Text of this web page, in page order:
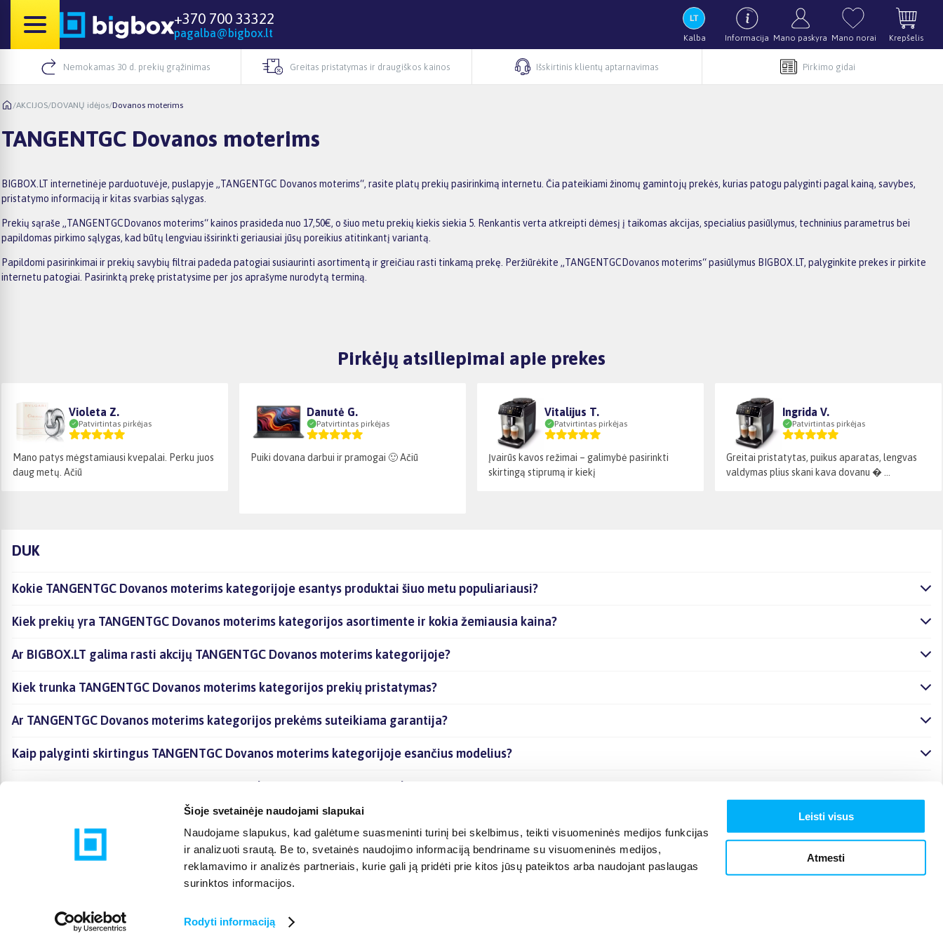
Šioje svetainėje naudojami slapukai
Naudojame slapukus, kad galėtume suasmeninti turinį bei skelbimus, teikti visuomeninės medijos funkcijas
ir analizuoti srautą. Be to, svetainės naudojimo informaciją bendriname su visuomeninės medijos,
reklamavimo ir analizės partneriais, kurie gali ją pridėti prie kitos jūsų pateiktos arba naudojant paslaugas
surinktos informacijos.
Rodyti informaciją
Leisti visus
Atmesti
+370 700 33322
pagalba@bigbox.lt Kalba Informacija Mano paskyra Mano norai Krepšelis
Nemokamas 30 d. prekių grąžinimas Greitas pristatymas ir draugiškos kainos Išskirtinis klientų aptarnavimas Pirkimo gidai
/AKCIJOS/DOVANŲ idėjos/Dovanos moterims
TANGENTGC Dovanos moterims
BIGBOX.LT internetinėje parduotuvėje, puslapyje „TANGENTGC Dovanos moterims“, rasite platų prekių pasirinkimą internetu. Čia pateikiami žinomų gamintojų prekės, kurias patogu palyginti pagal kainą, savybes,
pristatymo informaciją ir kitas svarbias sąlygas.
Prekių sąraše „TANGENTGCDovanos moterims“ kainos prasideda nuo 17,50€, o šiuo metu prekių kiekis siekia 5. Renkantis verta atkreipti dėmesį į taikomas akcijas, specialius pasiūlymus, techninius parametrus bei
papildomas pirkimo sąlygas, kad būtų lengviau išsirinkti geriausiai jūsų poreikius atitinkantį variantą.
Papildomi pasirinkimai ir prekių savybių filtrai padeda patogiai susiaurinti asortimentą ir greičiau rasti tinkamą prekę. Peržiūrėkite „TANGENTGCDovanos moterims“ pasiūlymus BIGBOX.LT, palyginkite prekes ir pirkite
internetu patogiai. Pasirinktą prekę pristatysime per jos aprašyme nurodytą terminą.
Pirkėjų atsiliepimai apie prekes
Violeta Z.
Patvirtintas pirkėjas
Mano patys mėgstamiausi kvepalai. Perku juos
daug metų. Ačiū
Danutė G.
Patvirtintas pirkėjas
Puiki dovana darbui ir pramogai 🙂 Ačiū
Vitalijus T.
Patvirtintas pirkėjas
Įvairūs kavos režimai – galimybė pasirinkti
skirtingą stiprumą ir kiekį
Ingrida V.
Patvirtintas pirkėjas
Greitai pristatytas, puikus aparatas, lengvas
valdymas plius skani kava dovanu � ...
DUK
Kokie TANGENTGC Dovanos moterims kategorijoje esantys produktai šiuo metu populiariausi?
Kiek prekių yra TANGENTGC Dovanos moterims kategorijos asortimente ir kokia žemiausia kaina?
Ar BIGBOX.LT galima rasti akcijų TANGENTGC Dovanos moterims kategorijoje?
Kiek trunka TANGENTGC Dovanos moterims kategorijos prekių pristatymas?
Ar TANGENTGC Dovanos moterims kategorijos prekėms suteikiama garantija?
Kaip palyginti skirtingus TANGENTGC Dovanos moterims kategorijoje esančius modelius?
Kaip įsigyti TANGENTGC Dovanos moterims kategorijoje esančias prekes internetu?